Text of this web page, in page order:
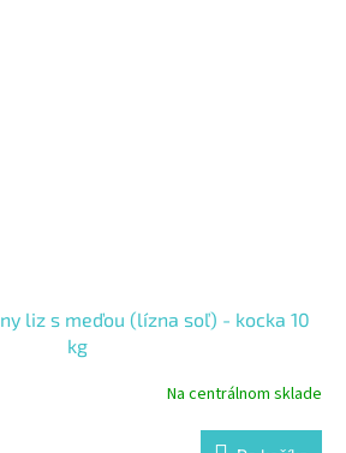
liz s meďou (lízna soľ) - kocka 10
kg
Na centrálnom sklade